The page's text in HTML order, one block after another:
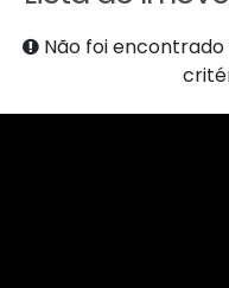
Não foi encontrado